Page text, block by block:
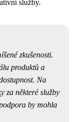
služby.
zkušenosti.
produktů a
Na
za některé služby
by mohla